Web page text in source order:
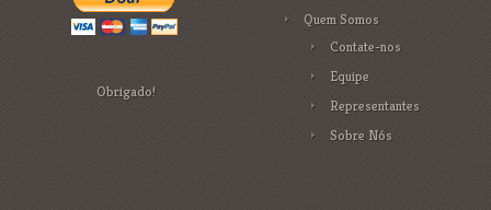
Obrigado!
Quem Somos
Contate-nos
Equipe
Representantes
Sobre Nós